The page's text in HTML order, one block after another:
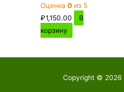
Оценка0 из 5
₽1,150.00
В
корзину
Copyright © 2026